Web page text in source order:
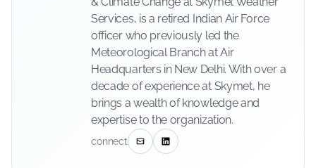
Services, is a retired Indian Air Force
officer who previously led the
Meteorological Branch at Air
Headquarters in New Delhi. With over a
decade of experience at Skymet, he
brings a wealth of knowledge and
expertise to the organization.
connect